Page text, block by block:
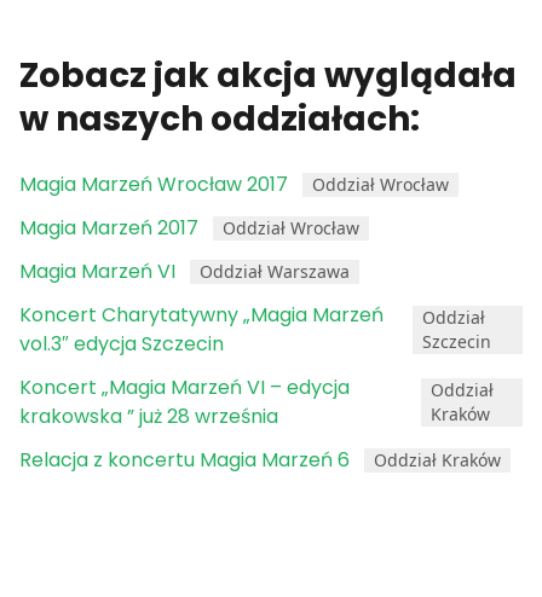
Zobacz jak akcja wyglądała
w naszych oddziałach:
Magia Marzeń Wrocław 2017 Oddział Wrocław
Magia Marzeń 2017 Oddział Wrocław
Magia Marzeń VI Oddział Warszawa
Koncert Charytatywny „Magia Marzeń
vol.3″ edycja Szczecin
Oddział
Szczecin
Koncert „Magia Marzeń VI – edycja
krakowska ” już 28 września
Oddział
Kraków
Relacja z koncertu Magia Marzeń 6 Oddział Kraków